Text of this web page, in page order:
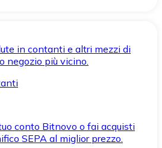
in contanti e altri mezzi di
negozio più vicino.
conto Bitnovo o fai acquisti
SEPA al miglior prezzo.